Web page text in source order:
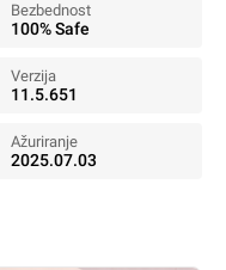
Bezbednost
100% Safe
Verzija
11.5.651
Ažuriranje
2025.07.03